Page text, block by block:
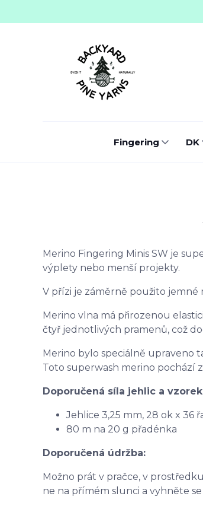
Fingering DK
Merino Fingering Minis SW je
výplety nebo menší projekty.
V přízi je záměrně použito jemné
Merino vlna má přirozenou
čtyř jednotlivých pramenů, což
Merino bylo speciálně upraveno
Toto superwash merino pochází
Doporučená síla jehlic a
Jehlice 3,25 mm, 28 ok x 36
80 m na 20 g přadénka
Doporučená údržba:
Možno prát v pračce, v
ne na přímém slunci a vyhněte se